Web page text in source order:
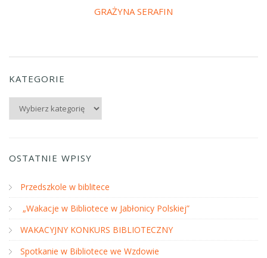
GRAŻYNA SERAFIN
KATEGORIE
Kategorie
OSTATNIE WPISY
Przedszkole w biblitece
„Wakacje w Bibliotece w Jabłonicy Polskiej”
WAKACYJNY KONKURS BIBLIOTECZNY
Spotkanie w Bibliotece we Wzdowie